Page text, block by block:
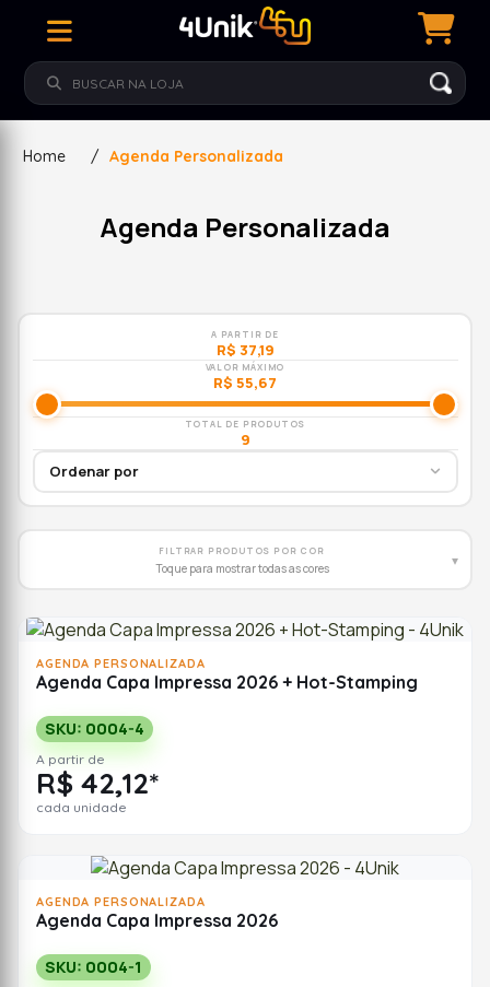
Home / Agenda Personalizada
Agenda Personalizada
A PARTIR DE
R$ 37,19
VALOR MÁXIMO
R$ 55,67
TOTAL DE PRODUTOS
9
FILTRAR PRODUTOS POR COR
Toque para mostrar todas as cores ▾
AGENDA PERSONALIZADA
Agenda Capa Impressa 2026 + Hot-Stamping
SKU: 0004-4
A partir de
R$ 42,12*
cada unidade
AGENDA PERSONALIZADA
Agenda Capa Impressa 2026
SKU: 0004-1